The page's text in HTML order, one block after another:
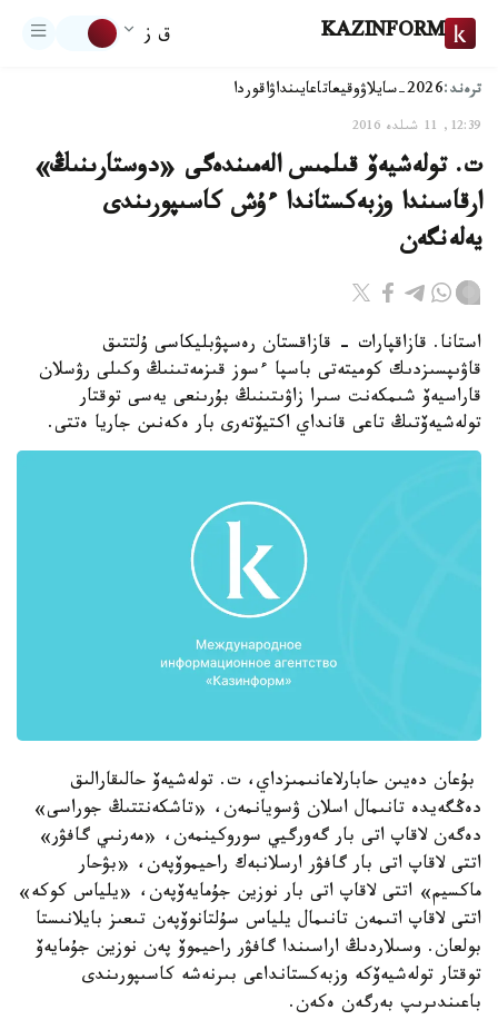
KAZINFORM ق ز
ترەند:2026-سايلاۋ وقيعاتاعايىنداۋاقوردا
12:39, 11 شىلدە 2016
ت. تولەشيەۆ قىلمىس الەمىندەگى «دوستارىنىڭ»
ارقاسىندا وزبەكستاندا ءۇش كاسىپورىندى
يەلەنگەن
استانا. قازاقپارات - قازاقستان رەسپۋبليكاسى ۇلتتىق
قاۋىپسىزدىك كوميتەتى باسپا ءسوز قىزمەتىنىڭ وكىلى رۋسلان
قاراسيەۆ شىمكەنت سىرا زاۋىتىنىڭ بۇرىنعى يەسى توقتار
تولەشيەۆتىڭ تاعى قانداي اكتيۆتەرى بار ەكەنىن جاريا ەتتى.
بۇعان دەيىن حابارلاعانىمىزداي، ت. تولەشيەۆ حالىقارالىق
دەڭگەيدە تانىمال اسلان ۋسويانمەن، «تاشكەنتتىڭ جوراسى»
دەگەن لاقاپ اتى بار گەورگيي سوروكينمەن، «مەرنىي گافۋر»
اتتى لاقاپ اتى بار گافۋر ارسلانبەك راحيموۆپەن، «بۋحار
ماكسيم» اتتى لاقاپ اتى بار نوزين جۇمايەۆپەن، «يلياس كوكە»
اتتى لاقاپ اتىمەن تانىمال يلياس سۇلتانوۆپەن تىعىز بايلانىستا
بولعان. وسىلاردىڭ اراسىندا گافۋر راحيموۆ پەن نوزين جۇمايەۆ
توقتار تولەشيەۆكە وزبەكستانداعى بىرنەشە كاسىپورىندى
باعىندىرىپ بەرگەن ەكەن.